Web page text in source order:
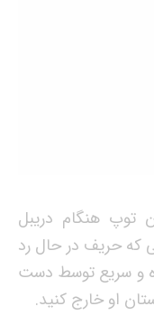
توپ هنگام دریبل
که حریف در حال رد
و سریع توسط دست
او خارج کنید.